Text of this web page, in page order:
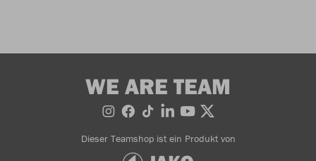
WE ARE TEAM
Dieser Teamshop ist ein Produkt von